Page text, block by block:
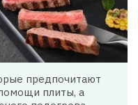
предпочитают
плиты, а